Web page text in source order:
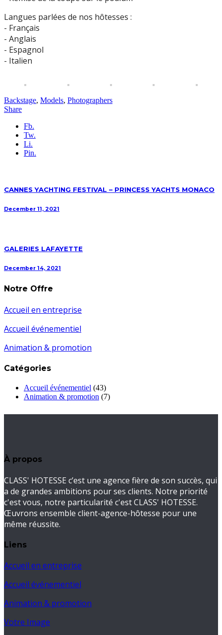
Langues parlées de nos hôtesses :
- Français
- Anglais
- Espagnol
- Italien
Backstage, Models, Photographers
Share
Fb.
Tw.
Li.
Pin.
CANNES YACHTING FESTIVAL – PRINCESS YACHTS MONACO
December 11, 2021
GALERIES LAFAYETTE
December 14, 2021
Notre Offre
Accueil en entreprise
Accueil événementiel
Animation & promotion
Catégories
Accueil événementiel (43)
Animation & promotion (7)
À propos
CLASS' HOTESSE c’est une agence fière de son succès, qui
a de grandes ambitions pour ses clients. Notre priorité
c'est vous, notre particularité c'est CLASS' HOTESSE.
Œuvrons ensemble client-agence-hôtesse pour une
même réussite.
Liens
Accueil en entreprise
Accueil événementiel
Animation & promotion
Votre Image